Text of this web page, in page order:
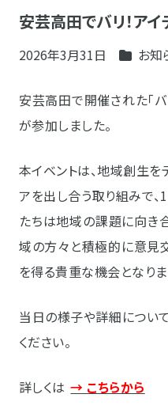
安芸高田でバリ！アイ
2026年3月31日 お知
安芸高田で開催された「バ
が参加しました。
本イベントは、地域創生
アを出し合う取り組みで
たちは地域の課題に向き
域の方々と積極的に意見
を得る貴重な機会となりま
当日の様子や詳細につい
ください。
詳しくは → こちらから